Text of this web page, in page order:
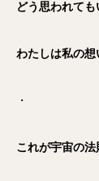
どう思われても
わたしは私の
・
これが宇宙の法